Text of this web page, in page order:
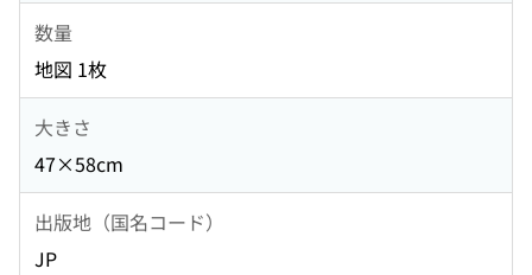
数量
地図 1枚
大きさ
47×58cm
出版地（国名コード）
JP